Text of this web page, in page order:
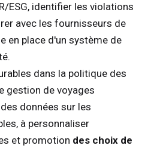
ESG, identifier les violations
avec les fournisseurs de
en place d'un système de
dans la politique des
gestion de voyages
données sur les
à personnaliser
et promotion des choix de